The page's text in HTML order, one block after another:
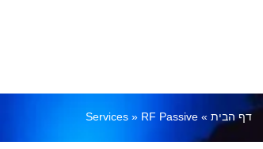
דף הבית »
Services» RF Passive